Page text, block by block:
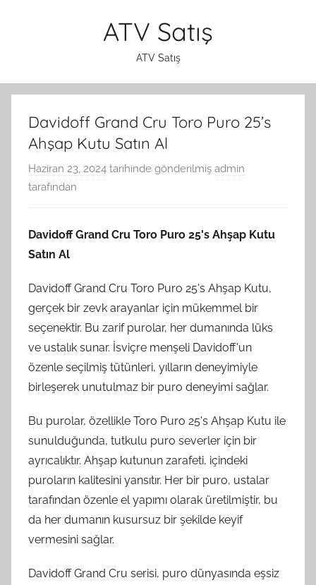
ATV Satış
ATV Satış
Davidoff Grand Cru Toro Puro 25’s
Ahşap Kutu Satın Al
Haziran 23, 2024 tarihinde gönderilmiş admin
tarafından
Davidoff Grand Cru Toro Puro 25's Ahşap Kutu
Satın Al
Davidoff Grand Cru Toro Puro 25's Ahşap Kutu,
gerçek bir zevk arayanlar için mükemmel bir
seçenektir. Bu zarif purolar, her dumanında lüks
ve ustalık sunar. İsviçre menşeli Davidoff'un
özenle seçilmiş tütünleri, yılların deneyimiyle
birleşerek unutulmaz bir puro deneyimi sağlar.
Bu purolar, özellikle Toro Puro 25's Ahşap Kutu ile
sunulduğunda, tutkulu puro severler için bir
ayrıcalıktır. Ahşap kutunun zarafeti, içindeki
puroların kalitesini yansıtır. Her bir puro, ustalar
tarafından özenle el yapımı olarak üretilmiştir, bu
da her dumanın kusursuz bir şekilde keyif
vermesini sağlar.
Davidoff Grand Cru serisi, puro dünyasında eşsiz